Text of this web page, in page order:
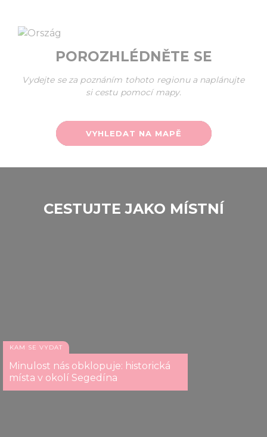
POROZHLÉDNĚTE SE
Vydejte se za poznáním tohoto regionu a naplánujte
si cestu pomocí mapy.
VYHLEDAT NA MAPĚ
CESTUJTE JAKO MÍSTNÍ
KAM SE VYDAT
Minulost nás obklopuje: historická
místa v okolí Segedína